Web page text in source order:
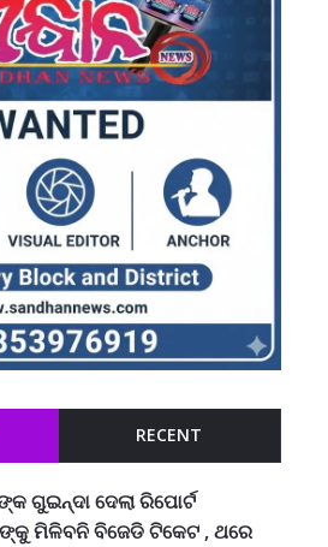
RECENT
ଗୁଇନ୍ଦା ଦେଲା ରିପୋର୍ଟ
ମିଳିବନି ବିଜେଡି ଟିକେଟ , ଥରେ